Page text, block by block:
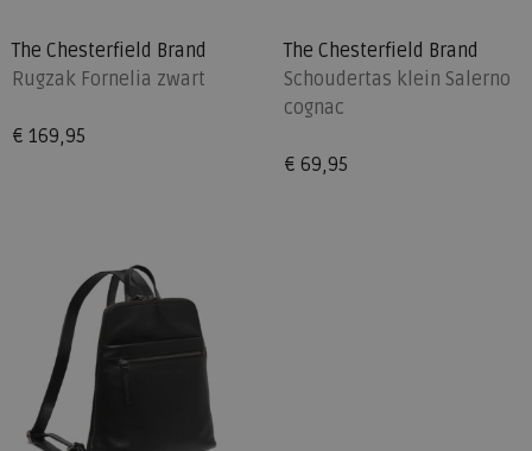
The Chesterfield Brand
Rugzak Fornelia zwart
€ 169,95
The Chesterfield Brand
Schoudertas klein Salerno
cognac
€ 69,95